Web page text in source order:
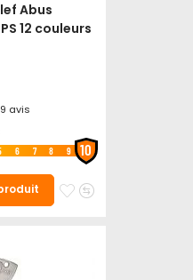
Abus
12 couleurs
avis
6 7 8 9 10
AjouterAjouter